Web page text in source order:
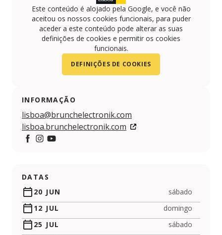
Este conteúdo é alojado pela Google, e você não
aceitou os nossos cookies funcionais, para puder
aceder a este conteúdo pode alterar as suas
definições de cookies e permitir os cookies
funcionais.
DEFINIÇÕES DE COOKIES
INFORMAÇÃO
lisboa@brunchelectronik.com
lisboa.brunchelectronik.com
DATAS
20 JUN
sábado
12 JUL
domingo
25 JUL
sábado